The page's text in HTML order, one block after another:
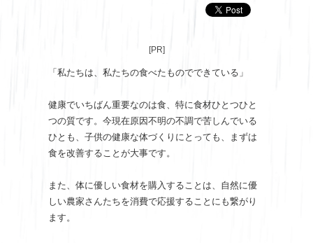
[PR]
「私たちは、私たちの食べたものでできている」
健康でいちばん重要なのは食、特に食材ひとつひと
つの質です。今現在原因不明の不調で苦しんでいる
ひとも、子供の健康な体づくりにとっても、まずは
食を改善することが大事です。
また、体に優しい食材を購入することは、自然に優
しい農家さんたちを消費で応援することにも繋がり
ます。